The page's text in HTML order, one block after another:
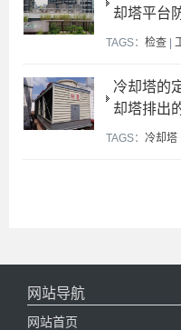
却塔平台
TAGS： 检查 |
冷却塔的
却塔排出
TAGS： 冷却塔
网站导航
网站首页